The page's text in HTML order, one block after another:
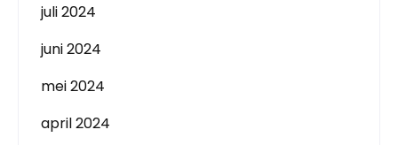
juli 2024
juni 2024
mei 2024
april 2024